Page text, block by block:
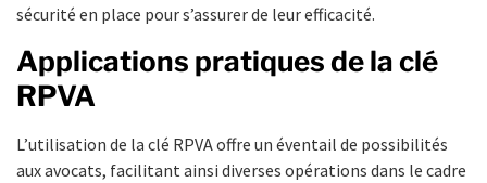
sécurité en place pour s’assurer de leur efficacité.
Applications pratiques de la clé
RPVA
L’utilisation de la clé RPVA offre un éventail de possibilités
aux avocats, facilitant ainsi diverses opérations dans le cadre